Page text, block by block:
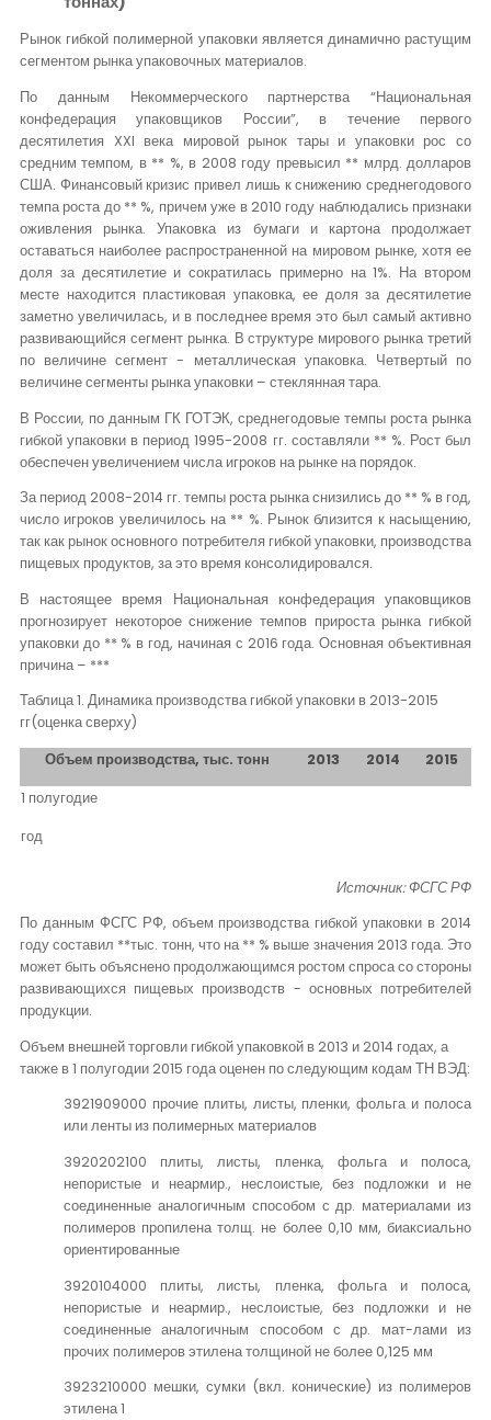
Рынок гибкой полимерной упаковки является динамично растущим
сегментом рынка упаковочных материалов.
По данным Некоммерческого партнерства “Национальная
конфедерация упаковщиков России”, в течение первого
десятилетия XXI века мировой рынок тары и упаковки рос со
средним темпом, в ** %, в 2008 году превысил ** млрд. долларов
США. Финансовый кризис привел лишь к снижению среднегодового
темпа роста до ** %, причем уже в 2010 году наблюдались признаки
оживления рынка. Упаковка из бумаги и картона продолжает
оставаться наиболее распространенной на мировом рынке, хотя ее
доля за десятилетие и сократилась примерно на 1%. На втором
месте находится пластиковая упаковка, ее доля за десятилетие
заметно увеличилась, и в последнее время это был самый активно
развивающийся сегмент рынка. В структуре мирового рынка третий
по величине сегмент - металлическая упаковка. Четвертый по
величине сегменты рынка упаковки – стеклянная тара.
В России, по данным ГК ГОТЭК, среднегодовые темпы роста рынка
гибкой упаковки в период 1995-2008 гг. составляли ** %. Рост был
обеспечен увеличением числа игроков на рынке на порядок.
За период 2008-2014 гг. темпы роста рынка снизились до ** % в год,
число игроков увеличилось на ** %. Рынок близится к насыщению,
так как рынок основного потребителя гибкой упаковки, производства
пищевых продуктов, за это время консолидировался.
В настоящее время Национальная конфедерация упаковщиков
прогнозирует некоторое снижение темпов прироста рынка гибкой
упаковки до ** % в год, начиная с 2016 года. Основная объективная
причина – ***
Таблица 1. Динамика производства гибкой упаковки в 2013-2015
гг(оценка сверху)
Объем производства, тыс. тонн
2013 2014 2015
1 полугодие
год
Источник: ФСГС РФ
По данным ФСГС РФ, объем производства гибкой упаковки в 2014
году составил **тыс. тонн, что на ** % выше значения 2013 года. Это
может быть объяснено продолжающимся ростом спроса со стороны
развивающихся пищевых производств - основных потребителей
продукции.
Объем внешней торговли гибкой упаковкой в 2013 и 2014 годах, а
также в 1 полугодии 2015 года оценен по следующим кодам ТН ВЭД:
3921909000 прочие плиты, листы, пленки, фольга и полоса
или ленты из полимерных материалов
3920202100 плиты, листы, пленка, фольга и полоса,
непористые и неармир., неслоистые, без подложки и не
соединенные аналогичным способом с др. материалами из
полимеров пропилена толщ. не более 0,10 мм, биаксиально
ориентированные
3920104000 плиты, листы, пленка, фольга и полоса,
непористые и неармир., неслоистые, без подложки и не
соединенные аналогичным способом с др. мат-лами из
прочих полимеров этилена толщиной не более 0,125 мм
3923210000 мешки, сумки (вкл. конические) из полимеров
этилена 1